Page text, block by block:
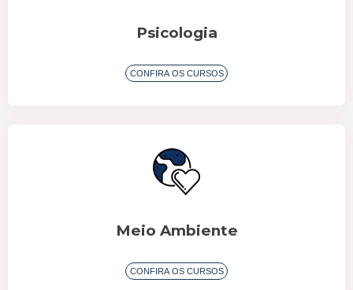
CONFIRA OS CURSOS
Psicologia
Meio Ambiente